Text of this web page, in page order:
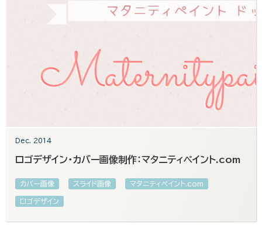
Dec. 2014
ロゴデザイン・カバー画像制作：マタニティペイント.com
カバー画像 スライド画像 マタニティペイント.com
ロゴデザイン